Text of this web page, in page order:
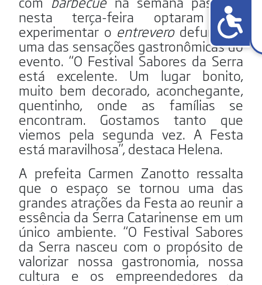
nesta terça-feira optaram por
experimentar o entreverodefumado,
uma das sensações gastronômicas do
evento. “O Festival Sabores da Serra
está excelente. Um lugar bonito,
muito bem decorado, aconchegante,
quentinho, onde as famílias se
encontram. Gostamos tanto que
viemos pela segunda vez. A Festa
está maravilhosa”, destaca Helena.
A prefeita Carmen Zanotto ressalta
que o espaço se tornou uma das
grandes atrações da Festa ao reunir a
essência da Serra Catarinense em um
único ambiente. “O Festival Sabores
da Serra nasceu com o propósito de
valorizar nossa gastronomia, nossa
cultura e os empreendedores da